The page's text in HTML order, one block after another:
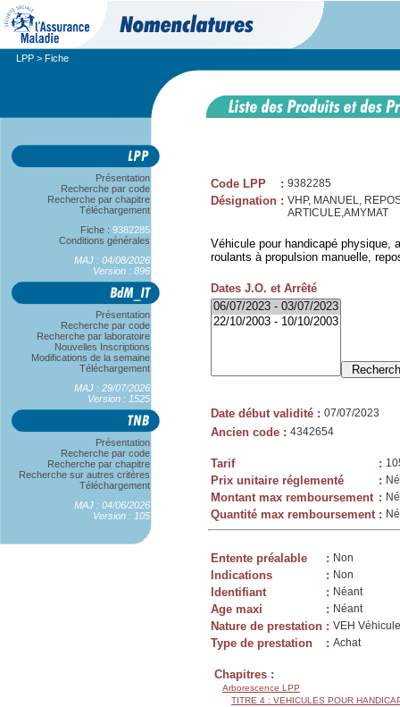
LPP > Fiche
Présentation
Recherche par code
Recherche par chapitre
Téléchargement
Fiche : 9382285
Conditions générales
MAJ : 04/08/2026
Version : 896
Présentation
Recherche par code
Recherche par laboratoire
Nouvelles Inscriptions
Modifications de la semaine
Téléchargement
MAJ : 29/07/2026
Version : 1525
Présentation
Recherche par code
Recherche par chapitre
Recherche sur autres critères
Téléchargement
MAJ : 04/06/2026
Version : 105
Code LPP : 9382285
Désignation : VHP, MANUEL,
ARTICULE,AMYMAT
Véhicule pour handicapé physique,
roulants à propulsion manuelle,
Dates J.O. et Arrêté
Date début validité : 07/07/2023
Ancien code : 4342654
Tarif :
Prix unitaire réglementé :
Montant max remboursement :
Quantité max remboursement :
Entente préalable : Non
Indications : Non
Identifiant : Néant
Age maxi : Néant
Nature de prestation : VEH
Type de prestation : Achat
Chapitres :
Arborescence LPP
TITRE 4 : VEHICULES POUR